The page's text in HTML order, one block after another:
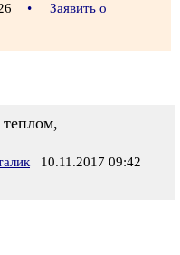
•
Заявить о
10.11.2017 09:42